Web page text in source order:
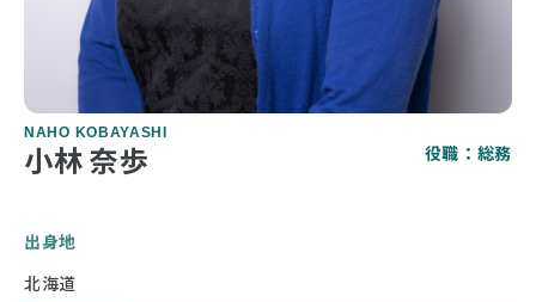
NAHO KOBAYASHI
小林 奈歩 役職：総務
出身地
北海道